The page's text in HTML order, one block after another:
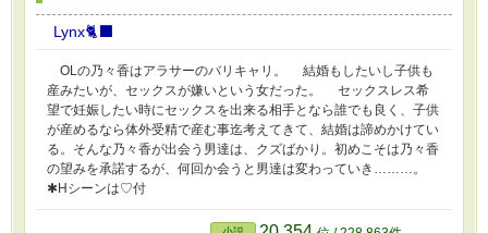
Lynx🐈‍⬛
OLの乃々香はアラサーのバリキャリ。 結婚もしたいし子供も
産みたいが、セックスが嫌いという女だった。 セックスレス希
望で妊娠したい時にセックスを出来る相手となら誰でも良く、子供
が産めるなら体外受精で産む事迄考えてきて、結婚は諦めかけてい
る。そんな乃々香が出会う男達は、クズばかり。初めこそは乃々香
の望みを承諾するが、何回か会うと男達は変わっていき………。
✱Hシーンは♡付